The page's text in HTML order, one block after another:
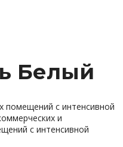
Белый
помещений с интенсивной
и
с интенсивной